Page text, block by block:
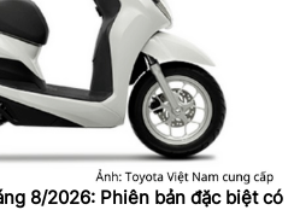
8/2026: Phiên bản đặc biệt có